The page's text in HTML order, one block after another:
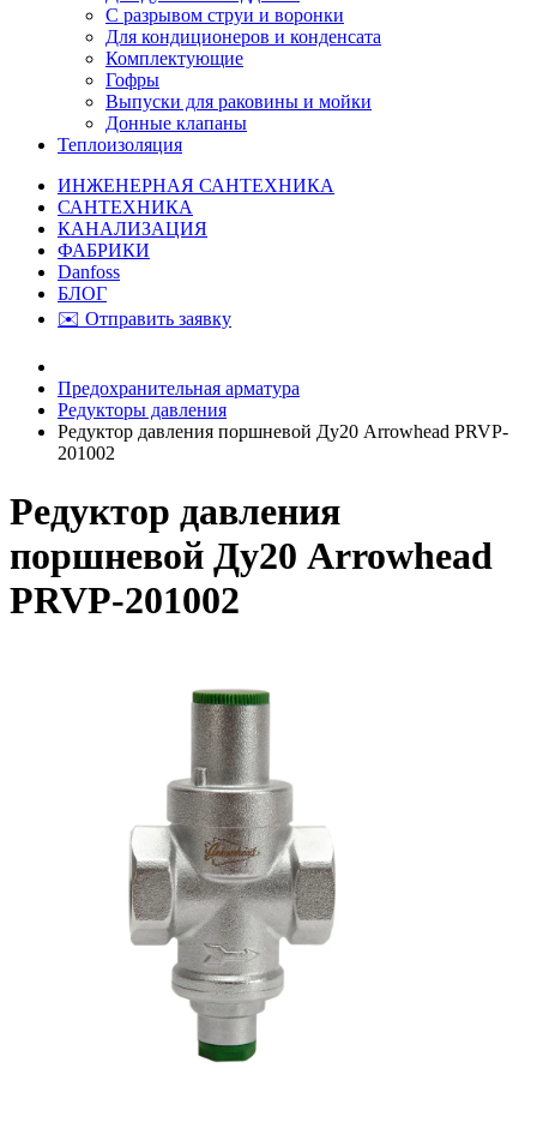
С разрывом струи и воронки
Для кондиционеров и конденсата
Комплектующие
Гофры
Выпуски для раковины и мойки
Донные клапаны
Теплоизоляция
ИНЖЕНЕРНАЯ САНТЕХНИКА
САНТЕХНИКА
КАНАЛИЗАЦИЯ
ФАБРИКИ
Danfoss
БЛОГ
✉️ Отправить заявку
Предохранительная арматура
Редукторы давления
Редуктор давления поршневой Ду20 Arrowhead PRVP-
201002
Редуктор давления
поршневой Ду20 Arrowhead
PRVP-201002